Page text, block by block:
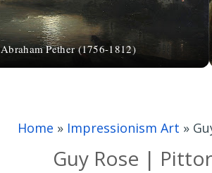
Abraham Pether (1756-1812)
Home » Impressionism Art »
Guy Rose |